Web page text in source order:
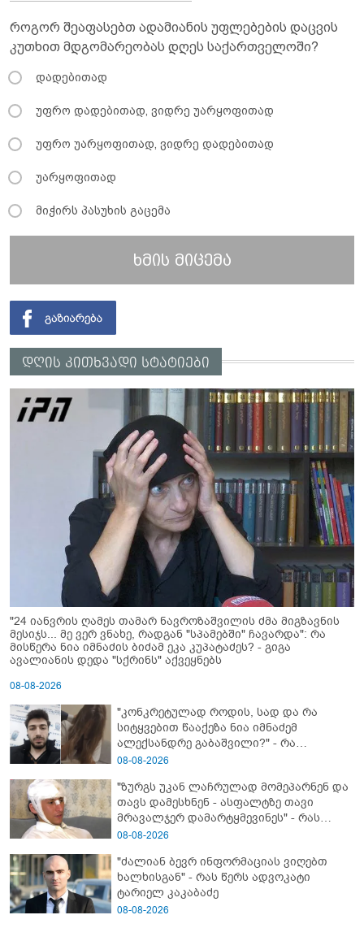
როგორ შეაფასებთ ადამიანის უფლებების დაცვის
კუთხით მდგომარეობას დღეს საქართველოში?
დადებითად
უფრო დადებითად, ვიდრე უარყოფითად
უფრო უარყოფითად, ვიდრე დადებითად
უარყოფითად
მიჭირს პასუხის გაცემა
ხმის მიცემა
დღის კითხვადი სტატიები
"24 იანვრის ღამეს თამარ ნავროზაშვილის ძმა მიგზავნის
მესიჯს... მე ვერ ვნახე, რადგან "სპამებში" ჩავარდა": რა
მისწერა ნია იმნაძის ბიძამ ეკა კუპატაძეს? - გიგა
ავალიანის დედა "სქრინს" აქვეყნებს
08-08-2026
"კონკრეტულად როდის, სად და რა
სიტყვებით წააქეზა ნია იმნაძემ
ალექსანდრე გაბაშვილი?" - რა
მიმართვას ავრცელებს ნია იმნაძის
08-08-2026
"ზურგს უკან ლაჩრულად მომეპარნენ და
თავს დამესხნენ - ასფალტზე თავი
მრავალჯერ დამარტყმევინეს" - რას
ჰყვება კურიერი, რომელსაც
გაუსწორდნენ?
08-08-2026
"ძალიან ბევრ ინფორმაციას ვიღებთ
ხალხისგან" - რას წერს ადვოკატი
ტარიელ კაკაბაძე
08-08-2026